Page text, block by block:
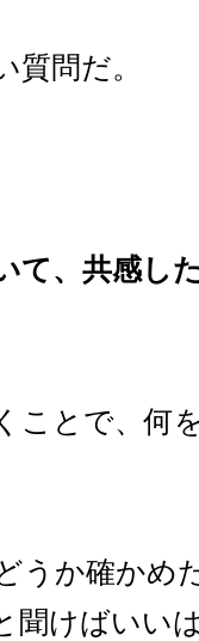
問だ。
て、共感し
ことで、何
うか確かめ
聞けばいい